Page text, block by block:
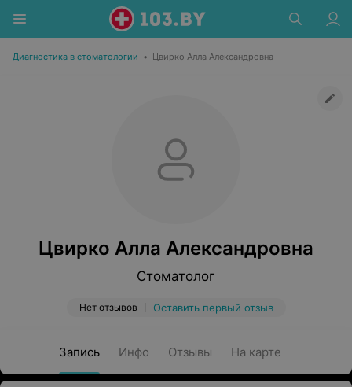
Диагностика в стоматологии • Цвирко Алла Александровна
Цвирко Алла Александровна
Стоматолог
Нет отзывов Оставить первый отзыв
Запись Инфо Отзывы На карте